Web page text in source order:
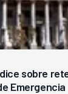
sobre
Emergencia